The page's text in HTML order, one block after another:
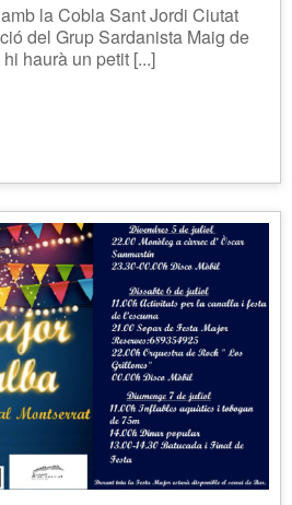
la Cobla Sant Jordi Ciutat
del Grup Sardanista Maig de
haurà un petit [...]